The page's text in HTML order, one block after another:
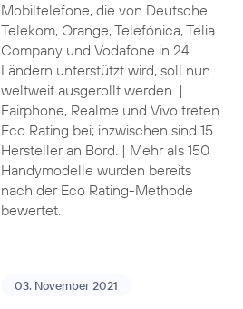
Mobiltelefone, die von Deutsche
Telekom, Orange, Telefónica, Telia
Company und Vodafone in 24
Ländern unterstützt wird, soll nun
weltweit ausgerollt werden. |
Fairphone, Realme und Vivo treten
Eco Rating bei; inzwischen sind 15
Hersteller an Bord. | Mehr als 150
Handymodelle wurden bereits
nach der Eco Rating-Methode
bewertet.
03. November 2021